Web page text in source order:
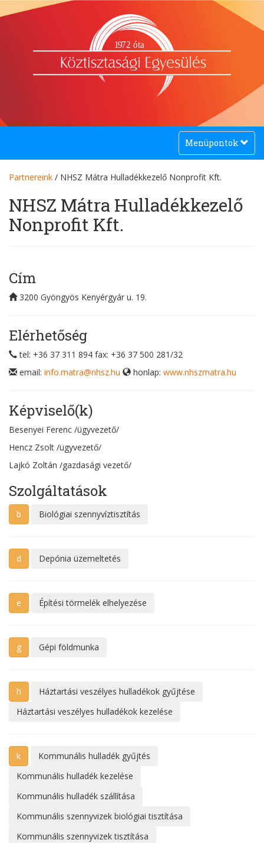
1972 óta
Toggle
navigation
Menüpontok
Partnereink / NHSZ Mátra Hulladékkezelő Nonprofit Kft.
NHSZ Mátra Hulladékkezelő
Nonprofit Kft.
Cím
3200 Gyöngyös Kenyérgyár u. 19.
Elérhetőség
tel: +36 37 311 894 fax: +36 37 500 281/32
email: info.matra@nhsz.hu honlap: www.nhszmatra.hu
Képviselő(k)
Besenyei Ferenc /ügyvezető/
Hencz Zsolt /ügyvezető/
Lajkó Zoltán /gazdasági vezető/
Szolgáltatások
b Biológiai szennyvíztisztítás
d Depónia üzemeltetés
e Építési törmelék elhelyezése
g Gépi földmunka
h
Háztartási veszélyes hulladékok gyűjtése
Háztartási veszélyes hulladékok kezelése
k
Kommunális hulladék gyűjtés
Kommunális hulladék kezelése
Kommunális hulladék szállítása
Kommunális szennyvizek biológiai tisztítása
Kommunális szennyvizek tisztítása